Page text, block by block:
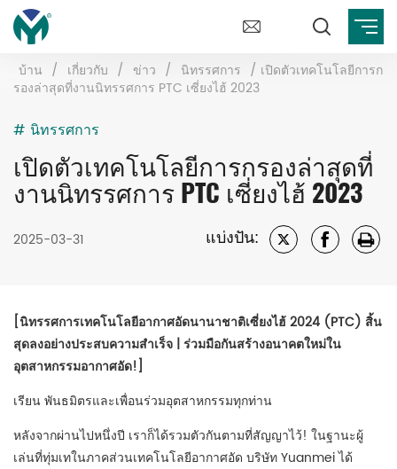
บ้าน / เกี่ยวกับ / ข่าว / นิทรรศการ / เปิดตัวเทคโนโลยีการก
รองล่าสุดที่งานนิทรรศการ PTC เซี่ยงไฮ้ 2023
# นิทรรศการ
เปิดตัวเทคโนโลยีการกรองล่าสุดที่
งานนิทรรศการ PTC เซี่ยงไฮ้ 2023
2025-03-31 แบ่งปัน:
[นิทรรศการเทคโนโลยีอากาศอัดนานาชาติเซี่ยงไฮ้ 2024 (PTC) สิ้น
สุดลงอย่างประสบความสำเร็จ | ร่วมมือกันสร้างอนาคตใหม่ใน
อุตสาหกรรมอากาศอัด!]
เรียน พันธมิตรและเพื่อนร่วมอุตสาหกรรมทุกท่าน
หลังจากผ่านไปหนึ่งปี เราก็ได้รวมตัวกันตามที่สัญญาไว้! ในฐานะผู้
เล่นที่ทุ่มเทในภาคส่วนเทคโนโลยีอากาศอัด บริษัท Yuanmei ได้